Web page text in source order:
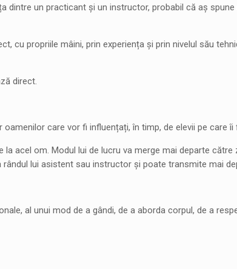
dintre un practicant și un instructor, probabil că aș spune
cu propriile mâini, prin experiența și prin nivelul său
direct.
care vor fi influențați, în timp, de elevii pe care îi
acel om. Modul lui de lucru va merge mai departe către
lui asistent sau instructor și poate transmite mai
al unui mod de a gândi, de a aborda corpul, de a